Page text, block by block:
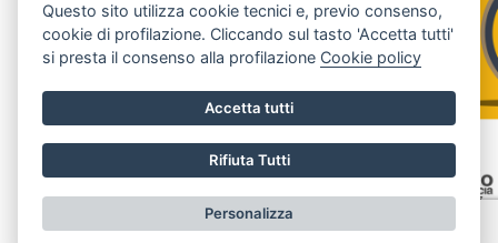
Segnala Disservizio
Questo sito utilizza cookie tecnici e, previo consenso,
cookie di profilazione. Cliccando sul tasto 'Accetta tutti'
si presta il consenso alla profilazione Cookie policy
Accetta tutti
Rifiuta Tutti
Personalizza